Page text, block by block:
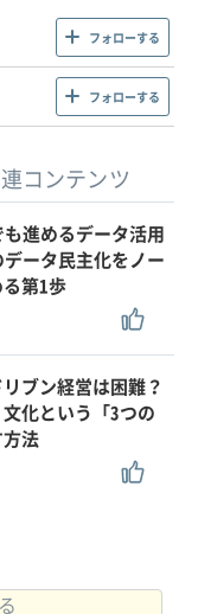
フォローする
フォローする
コンテンツ
進めるデータ活用
ータ民主化をノー
第1歩
ブン経営は困難？
化という「3つの
法